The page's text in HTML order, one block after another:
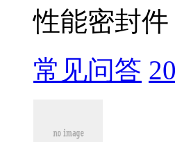
性能密封
常见问答